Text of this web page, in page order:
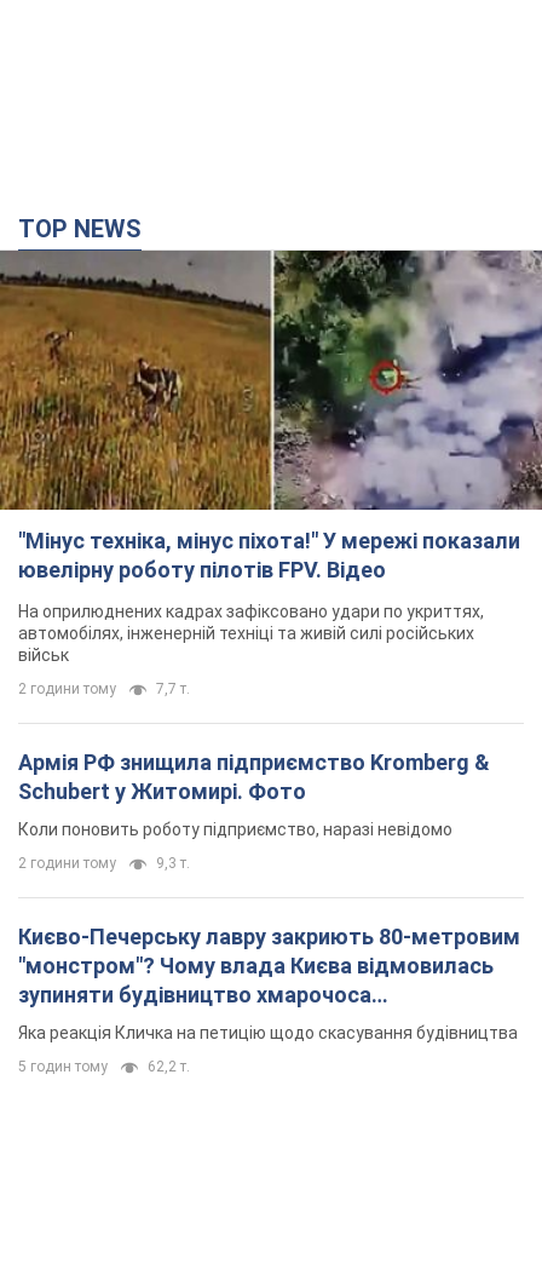
TOP NEWS
"Мінус техніка, мінус піхота!" У мережі показали
ювелірну роботу пілотів FPV. Відео
На оприлюднених кадрах зафіксовано удари по укриттях,
автомобілях, інженерній техніці та живій силі російських
військ
2 години тому 7,7 т.
Армія РФ знищила підприємство Kromberg &
Schubert у Житомирі. Фото
Коли поновить роботу підприємство, наразі невідомо
2 години тому 9,3 т.
Києво-Печерську лавру закриють 80-метровим
"монстром"? Чому влада Києва відмовилась
зупиняти будівництво хмарочоса
"московського вірянина"
Яка реакція Кличка на петицію щодо скасування будівництва
5 годин тому 62,2 т.